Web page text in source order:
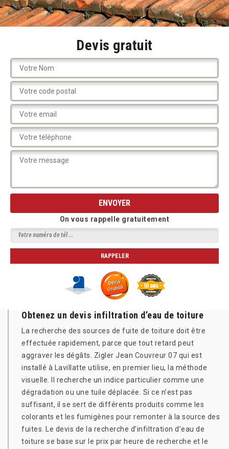
Devis gratuit
On vous rappelle gratuitement
Obtenez un devis infiltration d’eau de toiture
La recherche des sources de fuite de toiture doit être
effectuée rapidement, parce que tout retard peut
aggraver les dégâts. Zigler Jean Couvreur 07 qui est
installé à Lavillatte utilise, en premier lieu, la méthode
visuelle. Il recherche un indice particulier comme une
dégradation ou une tuile déplacée. Si ce n’est pas
suffisant, il se sert de différents produits comme les
colorants et les fumigènes pour remonter à la source des
fuites. Le devis de la recherche d’infiltration d’eau de
toiture se base sur le prix par heure de recherche et le